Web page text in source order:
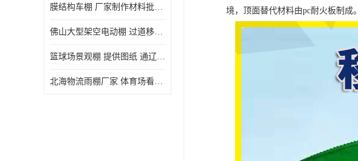
膜结构车棚 厂家制作材料批发安装一体式工厂
佛山大型架空电动棚 过道移动雨蓬 屋轨道悬空棚免费测量
篮球场景观棚 提供图纸 通辽膜结构厂家
北海物流雨棚厂家 体育场看台雨棚 价格优惠
境，顶面替代材料由pc耐火板制成。